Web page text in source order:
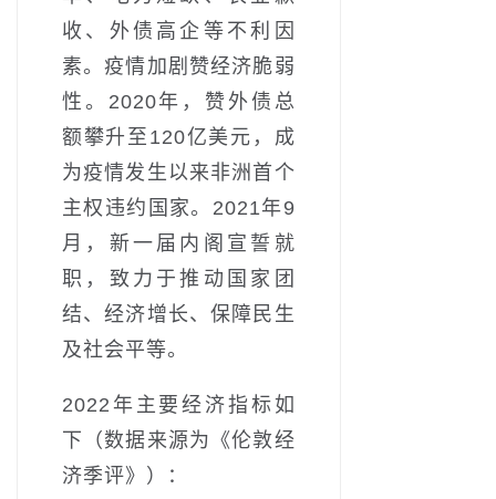
收、外债高企等不利因
素。疫情加剧赞经济脆弱
性。2020年，赞外债总
额攀升至120亿美元，成
为疫情发生以来非洲首个
主权违约国家。2021年9
月，新一届内阁宣誓就
职，致力于推动国家团
结、经济增长、保障民生
及社会平等。
2022年主要经济指标如
下（数据来源为《伦敦经
济季评》）：